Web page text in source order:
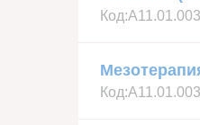
Код:А11.01.003
Код:А11.01.003